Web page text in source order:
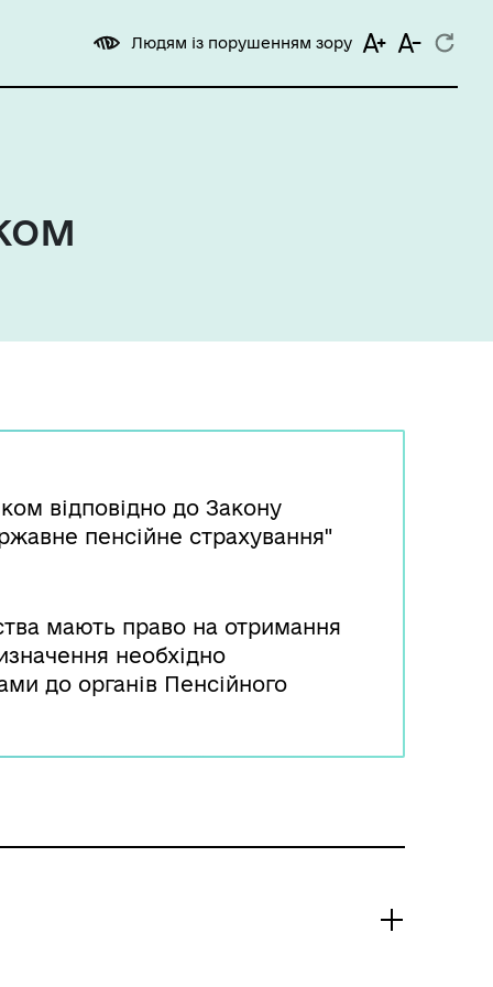
Людям із порушенням зору
відповідно до Закону
пенсійне страхування"
мають право на отримання
необхідно
до органів Пенсійного